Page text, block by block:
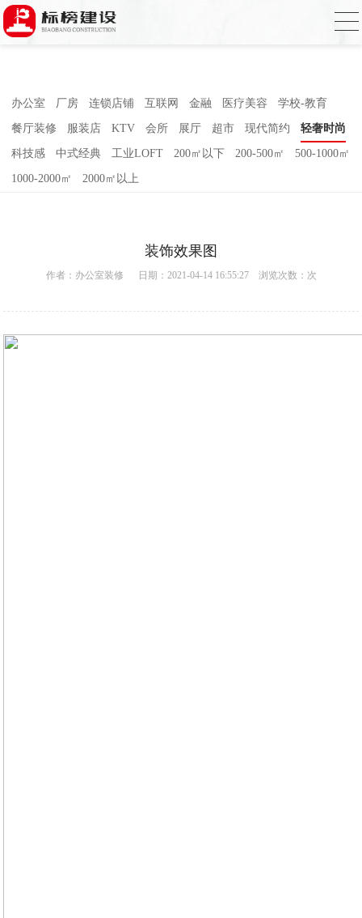
香蕉视频在线免费,香蕉视频导航,黄色香蕉
视频下载,91香蕉APP成人污在线观看
办公室 厂房 连锁店铺 互联网 金融 医疗美容 学校-教育
餐厅装修 服装店 KTV 会所 展厅 超市 现代简约 轻奢时尚
科技感 中式经典 工业LOFT 200㎡以下 200-500㎡ 500-1000㎡
1000-2000㎡ 2000㎡以上
装饰效果图
作者： 办公室装修 日期：2021-04-14 16:55:27 浏览次数： 次